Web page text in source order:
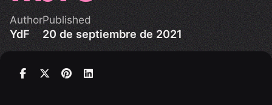
Author
YdF
Published
20 de septiembre de 2021